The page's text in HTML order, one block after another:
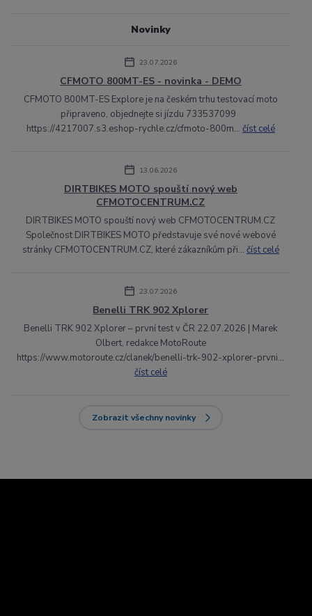
Novinky
23.07.2026
CFMOTO 800MT-ES - novinka - DEMO
CFMOTO 800MT-ES Explore je na českém trhu testovací moto
připraveno, objednejte si jízdu 733537099
https://4217007.s3.eshop-rychle.cz/cfmoto-800m... číst celé
13.06.2026
DIRTBIKES MOTO spouští nový web
CFMOTOCENTRUM.CZ
DIRTBIKES MOTO spouští nový web CFMOTOCENTRUM.CZ
Společnost DIRTBIKES MOTO představuje své nové webové
stránky CFMOTOCENTRUM.CZ, které zákazníkům při... číst celé
23.07.2026
Benelli TRK 902 Xplorer
Benelli TRK 902 Xplorer – první test v ČR 22.07.2026 | Marek
Olbert, redakce MotoRoute
https://www.motoroute.cz/clanek/benelli-trk-902-xplorer-prvni...
číst celé
Zobrazit všechny novinky